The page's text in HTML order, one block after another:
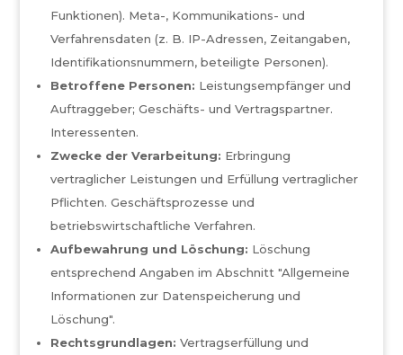
Funktionen). Meta-, Kommunikations- und
Verfahrensdaten (z. B. IP-Adressen, Zeitangaben,
Identifikationsnummern, beteiligte Personen).
Betroffene Personen: Leistungsempfänger und
Auftraggeber; Geschäfts- und Vertragspartner.
Interessenten.
Zwecke der Verarbeitung: Erbringung
vertraglicher Leistungen und Erfüllung vertraglicher
Pflichten. Geschäftsprozesse und
betriebswirtschaftliche Verfahren.
Aufbewahrung und Löschung: Löschung
entsprechend Angaben im Abschnitt "Allgemeine
Informationen zur Datenspeicherung und
Löschung".
Rechtsgrundlagen: Vertragserfüllung und